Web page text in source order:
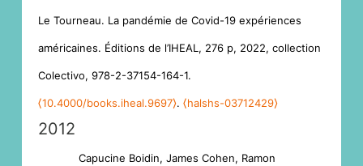
Le Tourneau. La pandémie de Covid-19 expériences
américaines. Éditions de l’IHEAL, 276 p, 2022, collection
Colectivo, 978-2-37154-164-1.
⟨10.4000/books.iheal.9697⟩. ⟨halshs-03712429⟩
2012
Capucine Boidin, James Cohen, Ramon